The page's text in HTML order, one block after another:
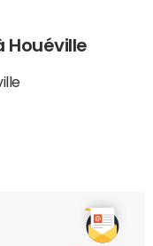
Houéville